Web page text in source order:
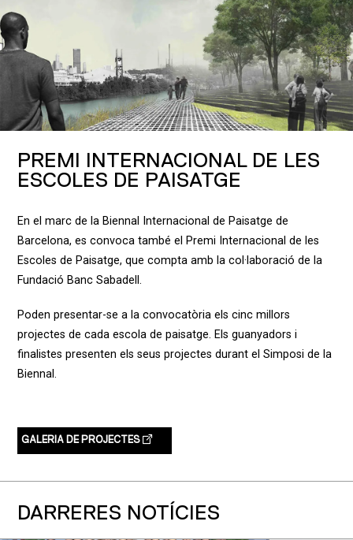
PREMI INTERNACIONAL DE LES
ESCOLES DE PAISATGE
En el marc de la Biennal Internacional de Paisatge de
Barcelona, es convoca també el Premi Internacional de les
Escoles de Paisatge, que compta amb la col·laboració de la
Fundació Banc Sabadell.
Poden presentar-se a la convocatòria els cinc millors
projectes de cada escola de paisatge. Els guanyadors i
finalistes presenten els seus projectes durant el Simposi de la
Biennal.
GALERIA DE PROJECTES
DARRERES NOTÍCIES